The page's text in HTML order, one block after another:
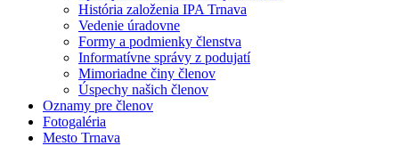
História založenia IPA Trnava
Vedenie úradovne
Formy a podmienky členstva
Informatívne správy z podujatí
Mimoriadne činy členov
Úspechy našich členov
Oznamy pre členov
Fotogaléria
Mesto Trnava